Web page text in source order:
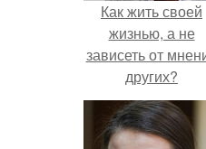
Как жить своей
жизнью, а не
зависеть от
других?